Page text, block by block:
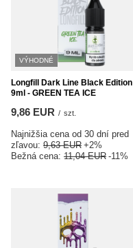
VÝHODNÉ
Longfill Dark Line Black Edition
9ml - GREEN TEA ICE
9,86 EUR / szt.
Najnižšia cena od 30 dní pred
zľavou: 9,63 EUR +2%
Bežná cena: 11,04 EUR -11%